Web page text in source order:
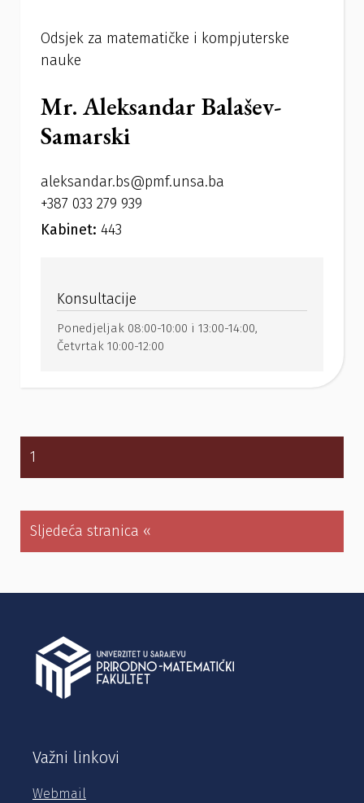
Odsjek za matematičke i kompjuterske
nauke
Mr. Aleksandar Balašev-
Samarski
aleksandar.bs@pmf.unsa.ba
+387 033 279 939
Kabinet: 443
Konsultacije
Ponedjeljak 08:00-10:00 i 13:00-14:00,
Četvrtak 10:00-12:00
1
Sljedeća stranica «
Važni linkovi
Webmail